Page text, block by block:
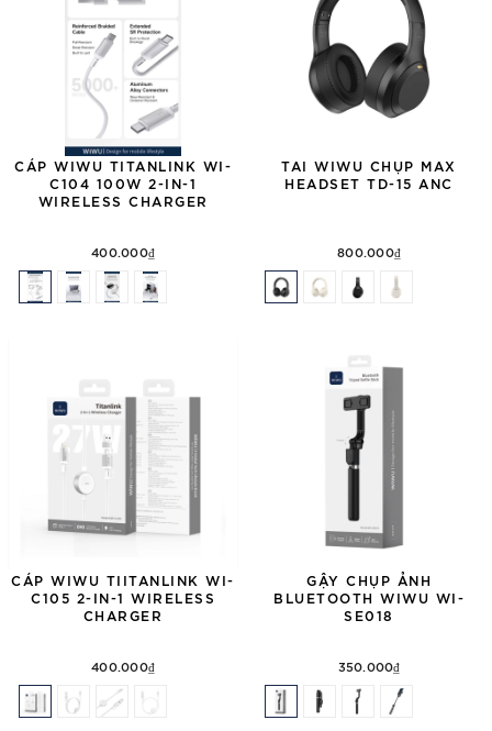
CÁP WIWU TITANLINK WI-
C104 100W 2-IN-1
WIRELESS CHARGER
400.000₫
TAI WIWU CHỤP MAX
HEADSET TD-15 ANC
800.000₫
CÁP WIWU TIITANLINK WI-
C105 2-IN-1 WIRELESS
CHARGER
400.000₫
GẬY CHỤP ẢNH
BLUETOOTH WIWU WI-
SE018
350.000₫